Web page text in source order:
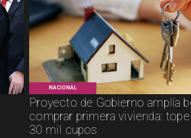
NACIONAL
Proyecto de Gobierno amplía
comprar primera vivienda:
30 mil cupos